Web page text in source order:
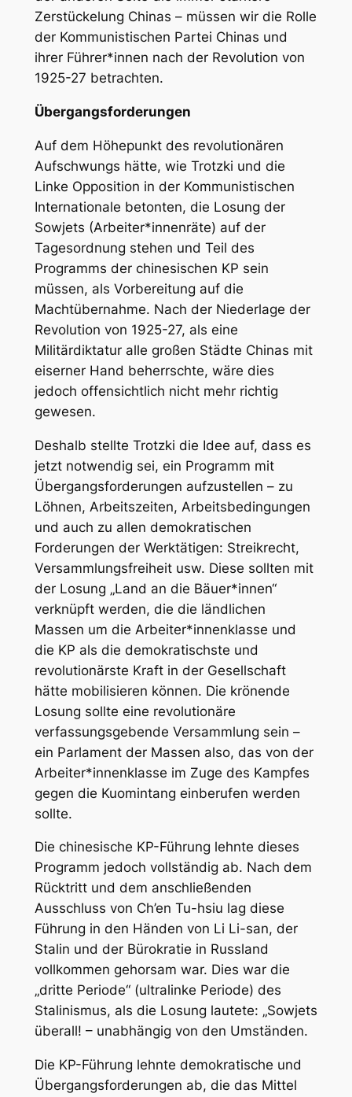
Zerstückelung Chinas – müssen wir die Rolle
der Kommunistischen Partei Chinas und
ihrer Führer*innen nach der Revolution von
1925-27 betrachten.
Übergangsforderungen
Auf dem Höhepunkt des revolutionären
Aufschwungs hätte, wie Trotzki und die
Linke Opposition in der Kommunistischen
Internationale betonten, die Losung der
Sowjets (Arbeiter*innenräte) auf der
Tagesordnung stehen und Teil des
Programms der chinesischen KP sein
müssen, als Vorbereitung auf die
Machtübernahme. Nach der Niederlage der
Revolution von 1925-27, als eine
Militärdiktatur alle großen Städte Chinas mit
eiserner Hand beherrschte, wäre dies
jedoch offensichtlich nicht mehr richtig
gewesen.
Deshalb stellte Trotzki die Idee auf, dass es
jetzt notwendig sei, ein Programm mit
Übergangsforderungen aufzustellen – zu
Löhnen, Arbeitszeiten, Arbeitsbedingungen
und auch zu allen demokratischen
Forderungen der Werktätigen: Streikrecht,
Versammlungsfreiheit usw. Diese sollten mit
der Losung „Land an die Bäuer*innen“
verknüpft werden, die die ländlichen
Massen um die Arbeiter*innenklasse und
die KP als die demokratischste und
revolutionärste Kraft in der Gesellschaft
hätte mobilisieren können. Die krönende
Losung sollte eine revolutionäre
verfassungsgebende Versammlung sein –
ein Parlament der Massen also, das von der
Arbeiter*innenklasse im Zuge des Kampfes
gegen die Kuomintang einberufen werden
sollte.
Die chinesische KP-Führung lehnte dieses
Programm jedoch vollständig ab. Nach dem
Rücktritt und dem anschließenden
Ausschluss von Ch’en Tu-hsiu lag diese
Führung in den Händen von Li Li-san, der
Stalin und der Bürokratie in Russland
vollkommen gehorsam war. Dies war die
„dritte Periode“ (ultralinke Periode) des
Stalinismus, als die Losung lautete: „Sowjets
überall! – unabhängig von den Umständen.
Die KP-Führung lehnte demokratische und
Übergangsforderungen ab, die das Mittel